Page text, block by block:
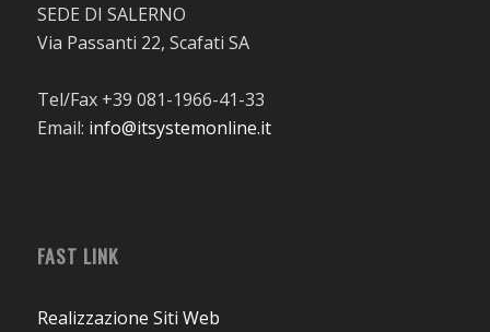
SEDE DI SALERNO
Via Passanti 22, Scafati SA
Tel/Fax +39 081-1966-41-33
Email: info@itsystemonline.it
FAST LINK
Realizzazione Siti Web